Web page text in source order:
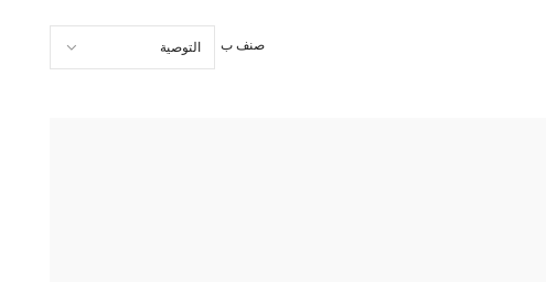
صنف ب